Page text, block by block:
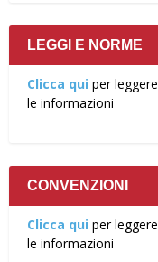
LEGGI E NORME
Clicca qui per leggere
le informazioni
CONVENZIONI
Clicca qui per leggere
le informazioni